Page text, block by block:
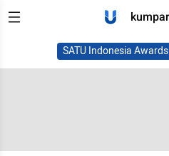
SATU Indonesia Awards